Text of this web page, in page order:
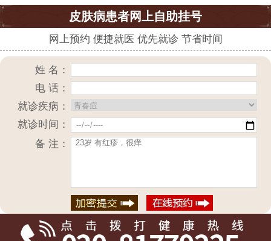
皮肤病患者网上自助挂号
网上预约 便捷就医 优先就诊 节省时间
姓 名：
电 话：
就诊疾病：
就诊时间：
备 注：